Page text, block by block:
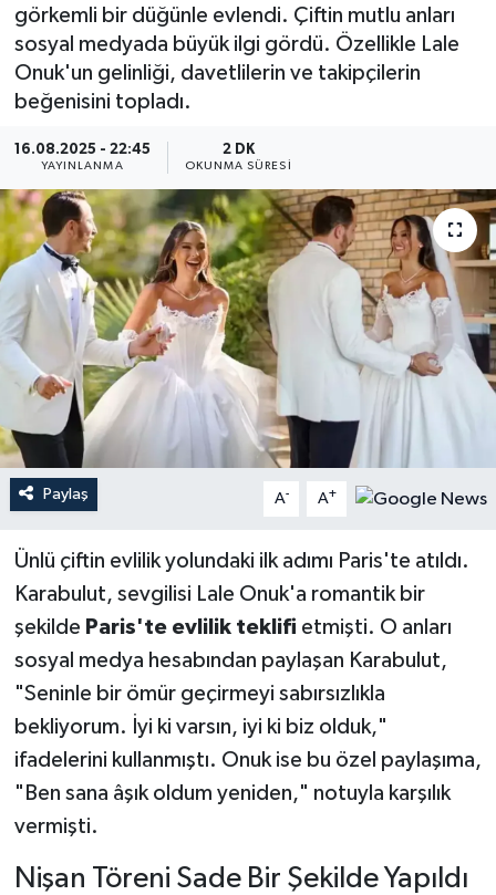
görkemli bir düğünle evlendi. Çiftin mutlu anları
sosyal medyada büyük ilgi gördü. Özellikle Lale
Onuk'un gelinliği, davetlilerin ve takipçilerin
beğenisini topladı.
16.08.2025 - 22:45
YAYINLANMA
2 DK
OKUNMA SÜRESI
Paylaş A- A+
Ünlü çiftin evlilik yolundaki ilk adımı Paris'te atıldı.
Karabulut, sevgilisi Lale Onuk'a romantik bir
şekilde Paris'te evlilik teklifi etmişti. O anları
sosyal medya hesabından paylaşan Karabulut,
"Seninle bir ömür geçirmeyi sabırsızlıkla
bekliyorum. İyi ki varsın, iyi ki biz olduk,"
ifadelerini kullanmıştı. Onuk ise bu özel paylaşıma,
"Ben sana âşık oldum yeniden," notuyla karşılık
vermişti.
Nişan Töreni Sade Bir Şekilde Yapıldı
KÜLTÜR SANAT
MAGAZİN
YEREL